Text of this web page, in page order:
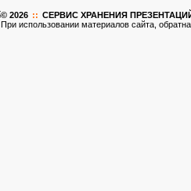
© 2026 :: CЕРВИС ХРАНЕНИЯ ПРЕЗЕНТАЦИЙ
При использовании материалов сайта,